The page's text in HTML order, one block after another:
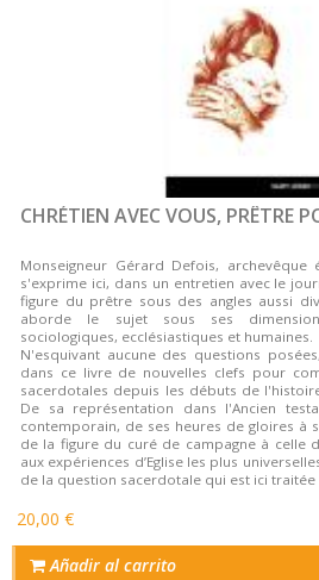
CHRÉTIEN AVEC VOUS, PRÊTRE
Monseigneur Gérard Defois,
s'exprime ici, dans un entretien avec le
figure du prêtre sous des angles aussi
aborde le sujet sous ses
sociologiques, ecclésiastiques et humaines.
N'esquivant aucune des questions
dans ce livre de nouvelles clefs pour
sacerdotales depuis les débuts de
De sa représentation dans l'Ancien
contemporain, de ses heures de gloires à
de la figure du curé de campagne à celle
aux expériences d’Eglise les plus
de la question sacerdotale qui est ici
20,00 €
Añadir al carrito